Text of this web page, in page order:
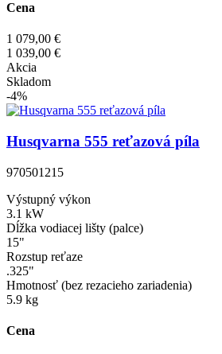
Cena
1 079,00 €
1 039,00 €
Akcia
Skladom
-4%
Husqvarna 555 reťazová píla
970501215
Výstupný výkon
3.1 kW
Dĺžka vodiacej lišty (palce)
15"
Rozstup reťaze
.325"
Hmotnosť (bez rezacieho zariadenia)
5.9 kg
Cena